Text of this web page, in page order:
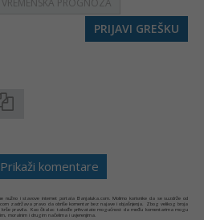
VREMENSKA PROGNOZA
PRIJAVI GREŠKU
Prikaži komentare
nužno i stavove internet portala Banjaluka.com. Molimo korisnike da se suzdrže od
zadržava pravo da obriše komentar bez najave i objašnjenja. Zbog velikog broja
krše pravila. Kao čitalac takođe prihvatate mogućnost da među komentarima mogu
moralnim i drugim načelima i uvjerenjima.